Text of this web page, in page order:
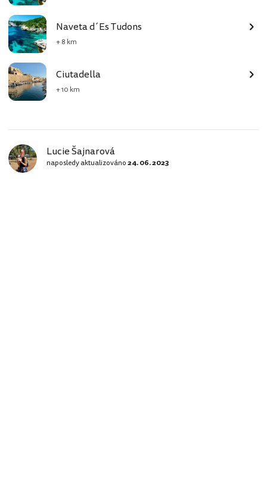
Naveta d´Es Tudons
+ 8 km
Ciutadella
+ 10 km
Lucie Šajnarová
naposledy aktualizováno24. 06. 2023